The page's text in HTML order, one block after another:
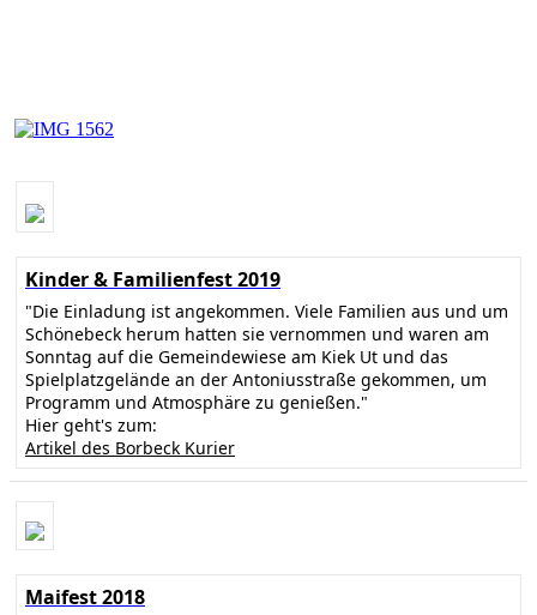
Kinder & Familienfest 2019
"Die Einladung ist angekommen. Viele Familien aus und um
Schönebeck herum hatten sie vernommen und waren am
Sonntag auf die Gemeindewiese am Kiek Ut und das
Spielplatzgelände an der Antoniusstraße gekommen, um
Programm und Atmosphäre zu genießen."
Hier geht's zum:
Artikel des Borbeck Kurier
Maifest 2018